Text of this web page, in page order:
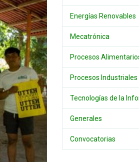
Energías Renovables
Mecatrónica
Procesos
Procesos Industriales
Tecnologías de la
Generales
Convocatorias